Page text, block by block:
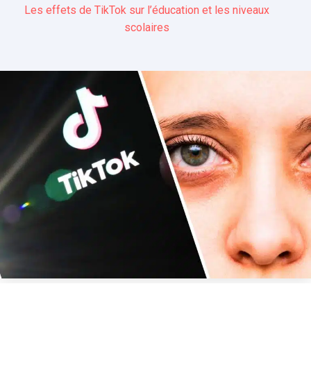
Les effets de TikTok sur l’éducation et les niveaux
scolaires